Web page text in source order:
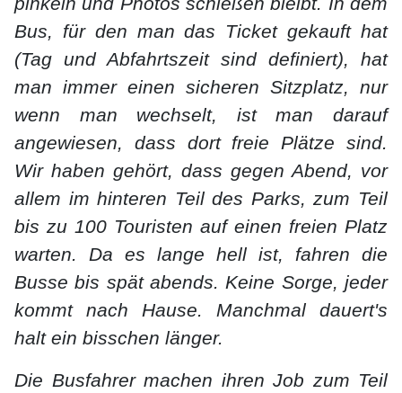
Bus, für den man das Ticket gekauft hat
(Tag und Abfahrtszeit sind definiert), hat
man immer einen sicheren Sitzplatz, nur
wenn man wechselt, ist man darauf
angewiesen, dass dort freie Plätze sind.
Wir haben gehört, dass gegen Abend, vor
allem im hinteren Teil des Parks, zum Teil
bis zu 100 Touristen auf einen freien Platz
warten. Da es lange hell ist, fahren die
Busse bis spät abends. Keine Sorge, jeder
kommt nach Hause. Manchmal dauert's
halt ein bisschen länger.
Die Busfahrer machen ihren Job zum Teil